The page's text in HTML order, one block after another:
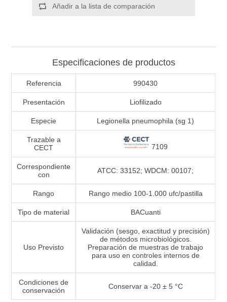
Añadir a la lista de comparación
Especificaciones de productos
Referencia 990430
Presentación Liofilizado
Especie Legionella pneumophila (sg 1)
Trazable a
CECT
7109
Correspondiente
con
ATCC: 33152; WDCM: 00107;
Rango Rango medio 100-1.000 ufc/pastilla
Tipo de material BACuanti
Uso Previsto
Validación (sesgo, exactitud y precisión)
de métodos microbiológicos.
Preparación de muestras de trabajo
para uso en controles internos de
calidad.
Condiciones de
conservación
Conservar a -20 ± 5 °C